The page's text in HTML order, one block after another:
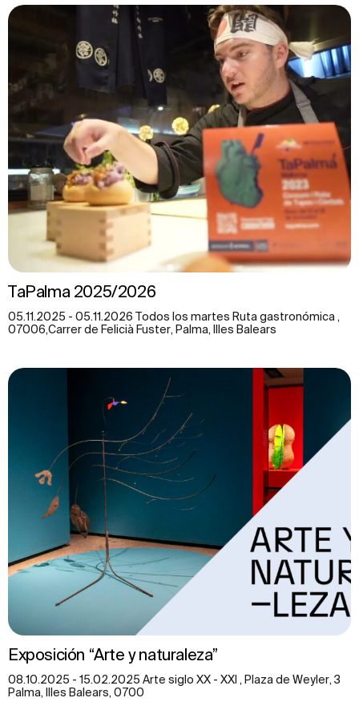
TaPalma 2025/2026
05.11.2025 - 05.11.2026 Todos los martes Ruta gastronómica ,
07006,Carrer de Felicià Fuster, Palma, Illes Balears
Exposición “Arte y naturaleza”
08.10.2025 - 15.02.2025 Arte siglo XX - XXI , Plaza de Weyler, 3
Palma, Illes Balears, 0700